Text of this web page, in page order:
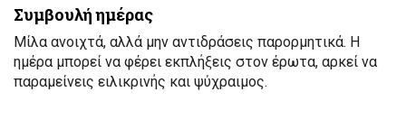
Συμβουλή ημέρας
Μίλα ανοιχτά, αλλά μην αντιδράσεις παρορμητικά. Η
ημέρα μπορεί να φέρει εκπλήξεις στον έρωτα, αρκεί να
παραμείνεις ειλικρινής και ψύχραιμος.